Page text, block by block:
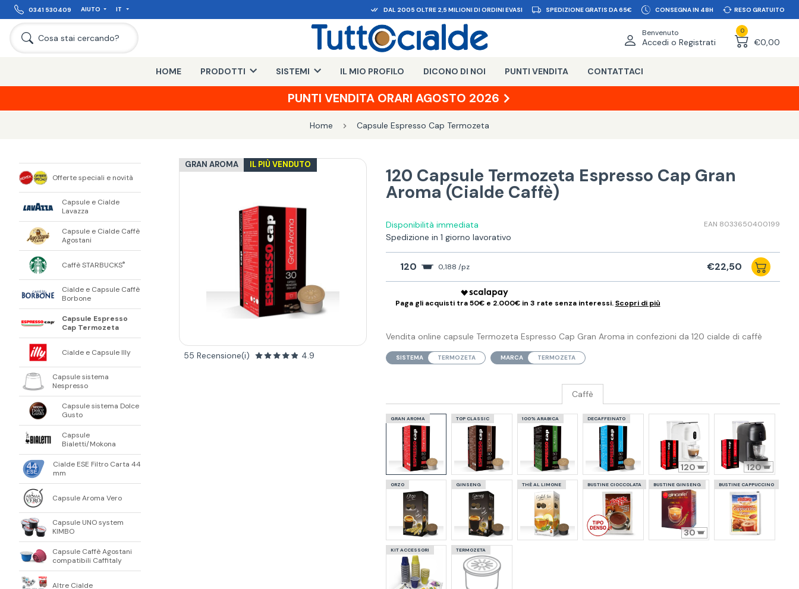
0341 530409 AIUTO IT DAL 2005 OLTRE 2,5 MILIONI DI ORDINI EVASI SPEDIZIONE GRATIS DA 65€ CONSEGNA IN 48H RESO GRATUITO
Benvenuto
Accedi o Registrati
0
€0,00
Cosa stai cercando?
HOME PRODOTTI SISTEMI IL MIO PROFILO DICONO DI NOI PUNTI VENDITA CONTATTACI
PUNTI VENDITA ORARI AGOSTO 2026
Home Capsule Espresso Cap Termozeta
Offerte speciali e novità
Capsule e Cialde
Lavazza
Capsule e Cialde Caffè
Agostani
Caffè STARBUCKS®
Cialde e Capsule Caffè
Borbone
Capsule Espresso
Cap Termozeta
Cialde e Capsule Illy
Capsule sistema
Nespresso
Capsule sistema Dolce
Gusto
Capsule
Bialetti/Mokona
Cialde ESE Filtro Carta 44
mm
Capsule Aroma Vero
Capsule UNO system
KIMBO
Capsule Caffè Agostani
compatibili Caffitaly
Altre Cialde
GRAN AROMA IL PIÙ VENDUTO
55 Recensione(i) 4.9
120 Capsule Termozeta Espresso Cap Gran
Aroma (Cialde Caffè)
Disponibilità immediata EAN 8033650400199
Spedizione in 1 giorno lavorativo
120 0,188 /pz €22,50
Paga gli acquisti tra 50€ e 2.000€ in 3 rate senza interessi.Scopri di più
Vendita online capsule Termozeta Espresso Cap Gran Aroma in confezioni da 120 cialde di caffè
SISTEMA TERMOZETA MARCA TERMOZETA
Caffè
GRAN AROMA TOP CLASSIC 100% ARABICA DECAFFEINATO
120 120
ORZO GINSENG THÈ AL LIMONE BUSTINE CIOCCOLATA BUSTINE GINSENG
30
BUSTINE CAPPUCCINO
KIT ACCESSORI TERMOZETA